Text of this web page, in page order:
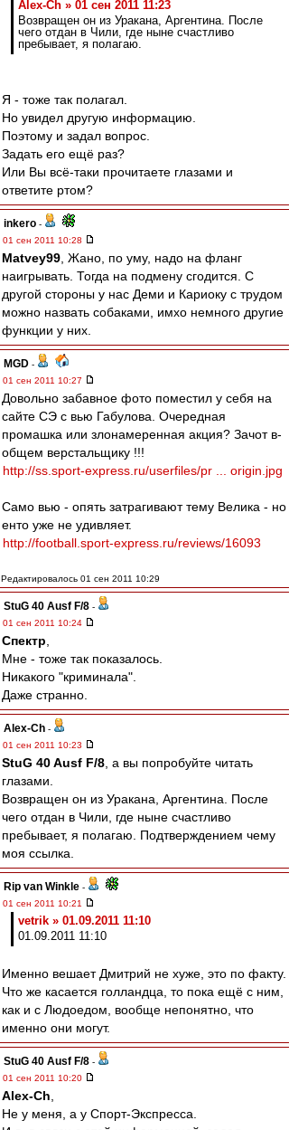
Alex-Ch » 01 сен 2011 11:23
Возвращен он из Уракана, Аргентина. После
чего отдан в Чили, где ныне счастливо
пребывает, я полагаю.
Я - тоже так полагал.
Но увидел другую информацию.
Поэтому и задал вопрос.
Задать его ещё раз?
Или Вы всё-таки прочитаете глазами и
ответите ртом?
inkero -
01 сен 2011 10:28
Matvey99 , Жано, по уму, надо на фланг
наигрывать. Тогда на подмену сгодится. С
другой стороны у нас Деми и Кариоку с трудом
можно назвать собаками, имхо немного другие
функции у них.
MGD -
01 сен 2011 10:27
Довольно забавное фото поместил у себя на
сайте СЭ с вью Габулова. Очередная
промашка или злонамеренная акция? Зачот в-
общем верстальщику !!!
http://ss.sport-express.ru/userfiles/pr ... origin.jpg
Само вью - опять затрагивают тему Велика - но
енто уже не удивляет.
http://football.sport-express.ru/reviews/16093
Редактировалось 01 сен 2011 10:29
StuG 40 Ausf F/8 -
01 сен 2011 10:24
Спектр
Мне - тоже так показалось.
Никакого "криминала".
Даже странно.
Alex-Ch -
01 сен 2011 10:23
StuG 40 Ausf F/8 , а вы попробуйте читать
глазами.
Возвращен он из Уракана, Аргентина. После
чего отдан в Чили, где ныне счастливо
пребывает, я полагаю. Подтверждением чему
моя ссылка.
Rip van Winkle -
01 сен 2011 10:21
vetrik » 01.09.2011 11:10
01.09.2011 11:10
Именно вешает Дмитрий не хуже, это по факту.
Что же касается голландца, то пока ещё с ним,
как и с Людоедом, вообще непонятно, что
именно они могут.
StuG 40 Ausf F/8 -
01 сен 2011 10:20
Alex-Ch
Не у меня, а у Спорт-Экспресса.